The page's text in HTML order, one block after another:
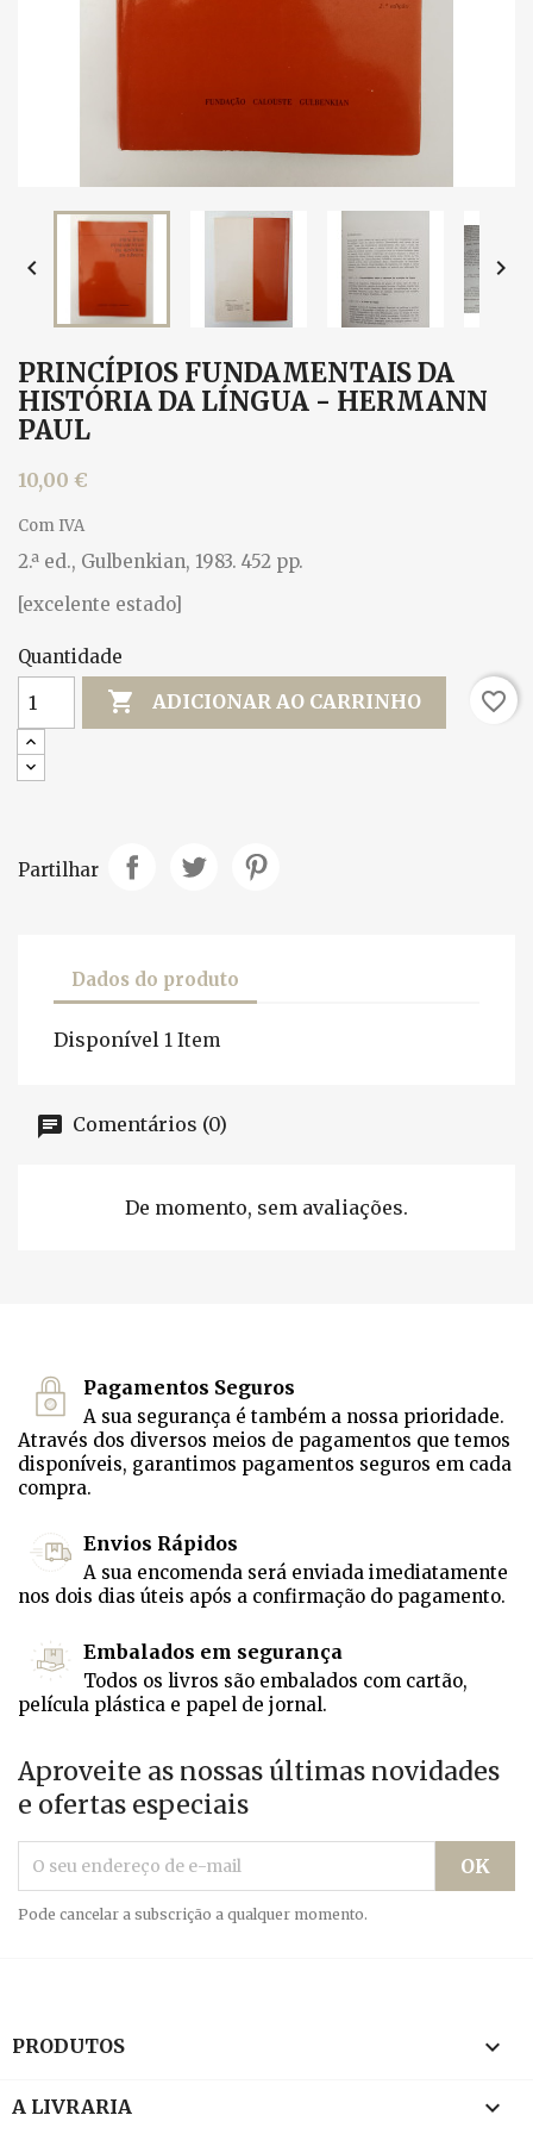
 
PRINCÍPIOS FUNDAMENTAIS DA
HISTÓRIA DA LÍNGUA - HERMANN
PAUL
10,00 €
Com IVA
2.ª ed., Gulbenkian, 1983. 452 pp.
[excelente estado]
Quantidade
 ADICIONAR AO CARRINHO favorite_border
Partilhar
Dados do produto
Disponível 1 Item
Comentários (0)
De momento, sem avaliações.
Pagamentos Seguros
A sua segurança é também a nossa prioridade.
Através dos diversos meios de pagamentos que temos
disponíveis, garantimos pagamentos seguros em cada
compra.
Envios Rápidos
A sua encomenda será enviada imediatamente
nos dois dias úteis após a confirmação do pagamento.
Embalados em segurança
Todos os livros são embalados com cartão,
película plástica e papel de jornal.
Aproveite as nossas últimas novidades
e ofertas especiais
Pode cancelar a subscrição a qualquer momento.
PRODUTOS 
A LIVRARIA 